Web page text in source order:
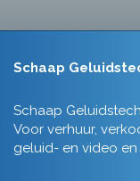
Schaap
Schaap
Voor verhuur,
geluid- en video